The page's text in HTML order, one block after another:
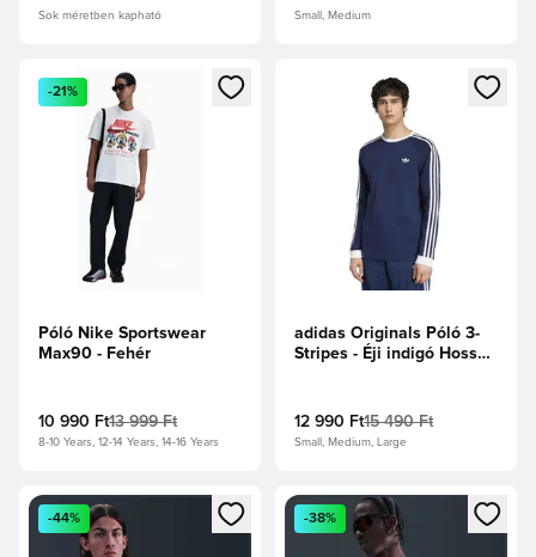
Sok méretben kapható Small, Medium
Megnyit egy modált a bejelentkezéshez vagy a tagként
-21%
Póló Nike Sportswear
Max90 - Fehér
10 990 Ft13 999 Ft
8-10 Years, 12-14 Years, 14-16 Years
Megnyit egy modált a
adidas Originals Póló 3-
Stripes - Éji indigó Hosszú
12 990 Ft15 490 Ft
Small, Medium, Large
Megnyit egy modált a bejelentkezéshez vagy a tagként való
-44%
Megnyit egy modált a
-38%